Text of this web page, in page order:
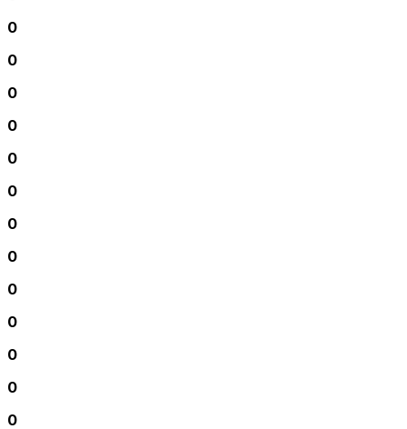
0
0
0
0
0
0
0
0
0
0
0
0
0